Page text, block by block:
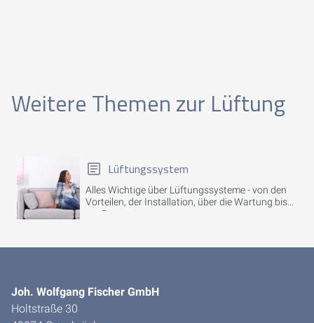
Weitere Themen zur Lüftung
Lüftungssystem
Alles Wichtige über Lüftungssysteme - von den
Vorteilen, der Installation, über die Wartung bis
zur Reparatur.
Joh. Wolfgang Fischer GmbH
Holtstraße 30